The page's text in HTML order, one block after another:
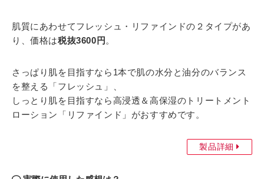
肌質にあわせてフレッシュ・リファインドの２タイプがあ
り、価格は税抜3600円 。
さっぱり肌を目指すなら1本で肌の水分と油分のバランス
を整える「フレッシュ」、
しっとり肌を目指すなら高浸透＆高保湿のトリートメント
ローション「リファインド」がおすすめです。
製品詳細